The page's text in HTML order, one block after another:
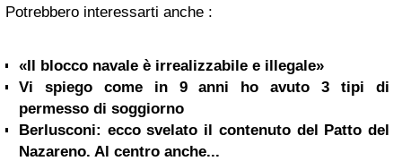
Potrebbero interessarti anche :
«Il blocco navale è irrealizzabile e illegale»
Vi spiego come in 9 anni ho avuto 3 tipi di
permesso di soggiorno
Berlusconi: ecco svelato il contenuto del Patto del
Nazareno. Al centro anche...